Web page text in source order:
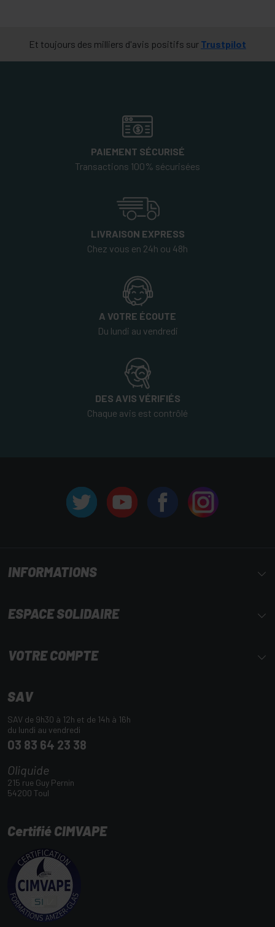
Et toujours des milliers d'avis positifs sur Trustpilot
PAIEMENT SÉCURISÉ
Transactions 100% sécurisées
LIVRAISON EXPRESS
Chez vous en 24h ou 48h
A VOTRE ÉCOUTE
Du lundi au vendredi
DES AVIS VÉRIFIÉS
Chaque avis est contrôlé
INFORMATIONS
ESPACE SOLIDAIRE
VOTRE COMPTE
SAV
SAV de 9h30 à 12h et de 14h à 16h
du lundi au vendredi
03 83 64 23 38
Oliquide
215 rue Guy Pernin
54200 Toul
Certifié CIMVAPE